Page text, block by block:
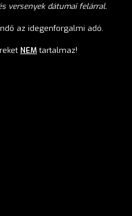
versenyek dátumai felárral.
az idegenforgalmi adó.
NEMtartalmaz!